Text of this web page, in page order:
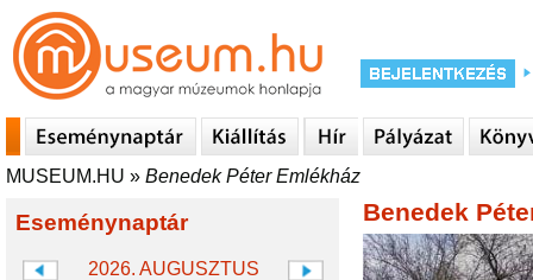
MUSEUM.HU » Benedek Péter Emlékház
Eseménynaptár
2026. AUGUSZTUS
Benedek